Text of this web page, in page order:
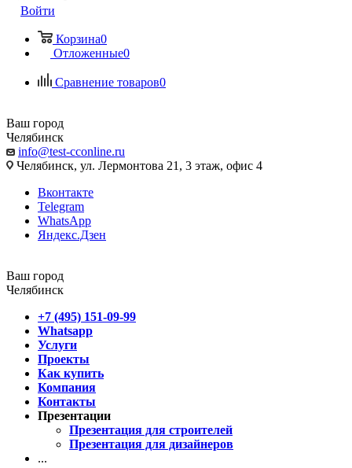
Войти
Корзина0
Отложенные0
Сравнение товаров0
Ваш город
Челябинск
info@test-cconline.ru
Челябинск, ул. Лермонтова 21, 3 этаж, офис 4
Вконтакте
Telegram
WhatsApp
Яндекс.Дзен
Ваш город
Челябинск
+7 (495) 151-09-99
Whatsapp
Услуги
Проекты
Как купить
Компания
Контакты
Презентации
Презентация для строителей
Презентация для дизайнеров
...